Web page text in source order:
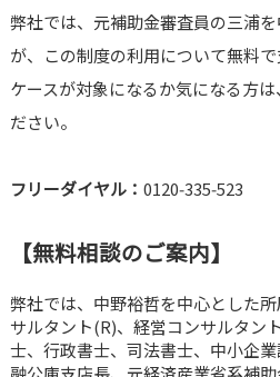
弊社では、元補助金審査員の三浦
が、この制度の利用について無料
ケースが対象になるか気になる方
ださい。
フリーダイヤル： 0120‑335‑523
【無料相談のご案内】
弊社では、中野裕哲を中心とした
サルタント(R)、経営コンサルタン
士、行政書士、司法書士、中小企